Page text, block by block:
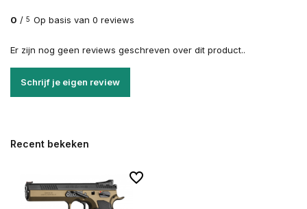
0 / 5 Op basis van 0 reviews
Er zijn nog geen reviews geschreven over dit product..
Schrijf je eigen review
Recent bekeken